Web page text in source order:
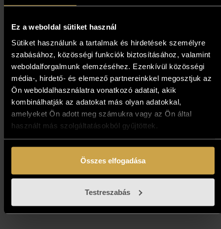
Ez a weboldal sütiket használ
Sütiket használunk a tartalmak és hirdetések személyre
szabásához, közösségi funkciók biztosításához, valamint
weboldalforgalmunk elemzéséhez. Ezenkívül közösségi
média-, hirdető- és elemező partnereinkkel megosztjuk az
Ön weboldalhasználatra vonatkozó adatait, akik
kombinálhatják az adatokat más olyan adatokkal,
amelyeket Ön adott meg számukra vagy az Ön által
használt más szolgáltatásokból gyűjtöttek.
Összes elfogadása
Testreszabás
Nagy Tibor - Nyári vizek
(30x55 cm)
1 193 000Ft
Kosárba teszem